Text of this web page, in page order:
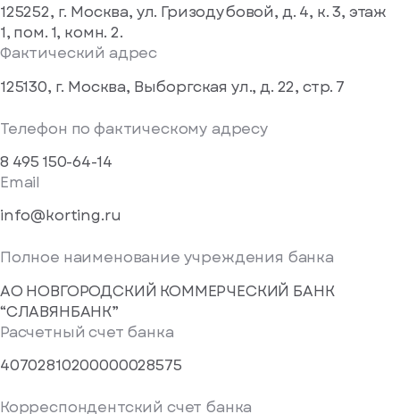
125252, г. Москва, ул. Гризодубовой, д. 4, к. 3, этаж
1, пом. 1, комн. 2.
Фактический адрес
125130, г. Москва, Выборгская ул., д. 22, стр. 7
Телефон по фактическому адресу
8 495 150-64-14
Email
info@korting.ru
Полное наименование учреждения банка
АО НОВГОРОДСКИЙ КОММЕРЧЕСКИЙ БАНК
“СЛАВЯНБАНК”
Расчетный счет банка
40702810200000028575
Корреспондентский счет банка